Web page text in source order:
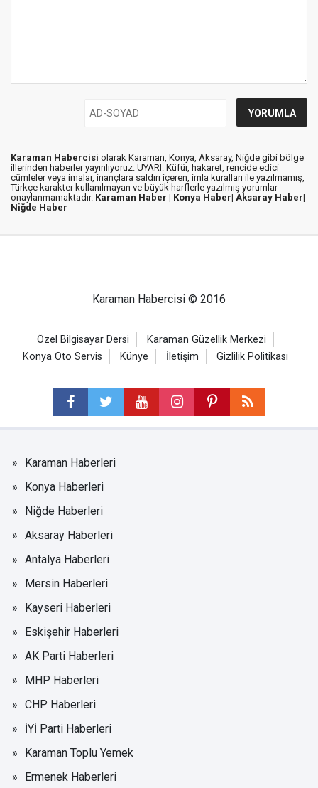
Karaman Habercisi olarak Karaman, Konya, Aksaray, Niğde gibi bölge
illerinden haberler yayınlıyoruz. UYARI: Küfür, hakaret, rencide edici
cümleler veya imalar, inançlara saldırı içeren, imla kuralları ile yazılmamış,
Türkçe karakter kullanılmayan ve büyük harflerle yazılmış yorumlar
onaylanmamaktadır. Karaman Haber | Konya Haber| Aksaray Haber|
Niğde Haber
Karaman Habercisi © 2016
Özel Bilgisayar Dersi
Karaman Güzellik Merkezi
Konya Oto Servis
Künye İletişim Gizlilik Politikası
Karaman Haberleri
Konya Haberleri
Niğde Haberleri
Aksaray Haberleri
Antalya Haberleri
Mersin Haberleri
Kayseri Haberleri
Eskişehir Haberleri
AK Parti Haberleri
MHP Haberleri
CHP Haberleri
İYİ Parti Haberleri
Karaman Toplu Yemek
Ermenek Haberleri